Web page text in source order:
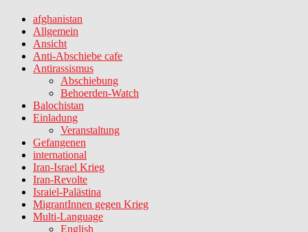
afghanistan
Allgemein
Ansicht
Anti-Abschiebe cafe
Antirassismus
Abschiebung
Behoerden-Watch
Balochistan
Einladung
Veranstaltung
Gefangenen
international
Iran-Israel Krieg
Iran-Revolte
Israiel-Palästina
MigrantInnen gegen Krieg
Multi-Language
English